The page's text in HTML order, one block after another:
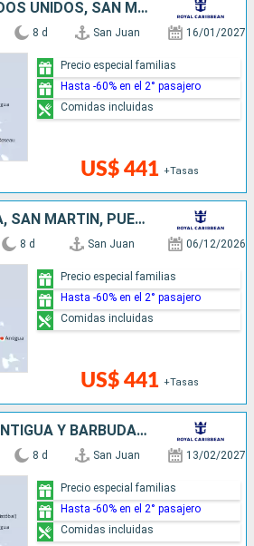
PUERTO RICO, ESTADOS UNIDOS, SAN MARTÍN, ANTIGUA Y BARBUDA, DOMINICA
8 d San Juan 16/01/2027
US$ 441 +Tasas
Precio especial familias
Hasta -60% en el 2° pasajero
Comidas incluidas
ANTIGUA Y BARBUDA, SAN MARTÍN, PUERTO RICO
8 d San Juan 06/12/2026
US$ 441 +Tasas
Precio especial familias
Hasta -60% en el 2° pasajero
Comidas incluidas
ESTADOS UNIDOS, ANTIGUA Y BARBUDA, DOMINICA, PUERTO RICO
8 d San Juan 13/02/2027
Precio especial familias
Hasta -60% en el 2° pasajero
Comidas incluidas